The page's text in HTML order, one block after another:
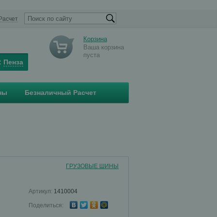
Пенза
Корзина
Ваша корзина
пуста
Безналичный Расчет
ГРУЗОВЫЕ ШИНЫ
Артикул: 1410004
Поделиться: